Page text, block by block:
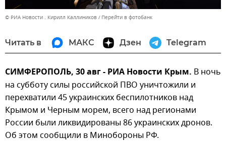
© РИА Новости . Кирилл Каллиников Перейти в фотобанк
Читать в МАКС Дзен Telegram
СИМФЕРОПОЛЬ, 30 авг - РИА Новости Крым. В ночь
на субботу силы российской ПВО уничтожили и
перехватили 45 украинских беспилотников над
Крымом и Черным морем, всего над регионами
России были ликвидированы 86 украинских дронов.
Об этом сообщили в Минобороны РФ.